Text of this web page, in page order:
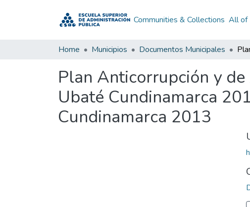
Communities & Collections All of
Home Municipios Documentos Municipales
Plan Anticorrupción y
Ubaté Cundinamarca
Cundinamarca 2013